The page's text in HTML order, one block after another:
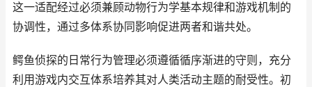
这一适配经过必须兼顾动物行为学基本规律和游戏机制的
协调性，通过多体系协同影响促进两者和谐共处。
鳄鱼侦探的日常行为管理必须遵循循序渐进的守则，充分
利用游戏内交互体系培养其对人类活动主题的耐受性。初